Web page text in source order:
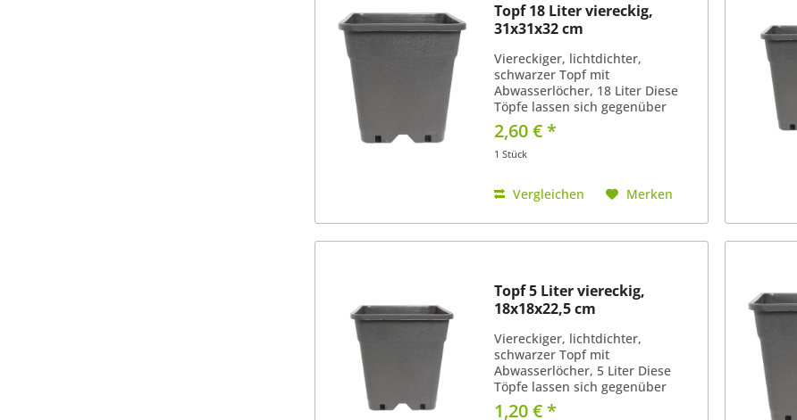
Topf 18 Liter viereckig,
31x31x32 cm
Viereckiger, lichtdichter,
schwarzer Topf mit
Abwasserlöcher, 18 Liter Diese
Töpfe lassen sich gegenüber
runden Töpfen sehr gut
aneinander reihen. Super Abfluss
von überflüssigen Wasser, da der
ist (siehe...
2,60 € *
1 Stück
Vergleichen Merken
Topf 5 Liter viereckig,
18x18x22,5 cm
Viereckiger, lichtdichter,
schwarzer Topf mit
Abwasserlöcher, 5 Liter Diese
Töpfe lassen sich gegenüber
runden Töpfen sehr gut
1,20 € *